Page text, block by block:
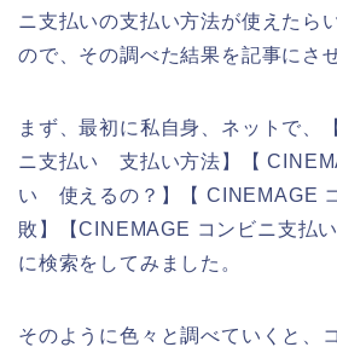
ニ支払いの支払い方法が使えたら
ので、その調べた結果を記事にさ
まず、最初に私自身、ネットで、
ニ支払い 支払い方法】【
い 使えるの？】【 CINEMAGE
敗】【CINEMAGE コンビニ支払
に検索をしてみました。
そのように色々と調べていくと、